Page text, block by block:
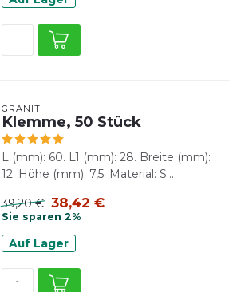
GRANIT
Klemme, 50 Stück
L (mm): 60. L1 (mm): 28. Breite (mm):
12. Höhe (mm): 7,5. Material: S...
39,20 € 38,42 €
Sie sparen 2%
Auf Lager